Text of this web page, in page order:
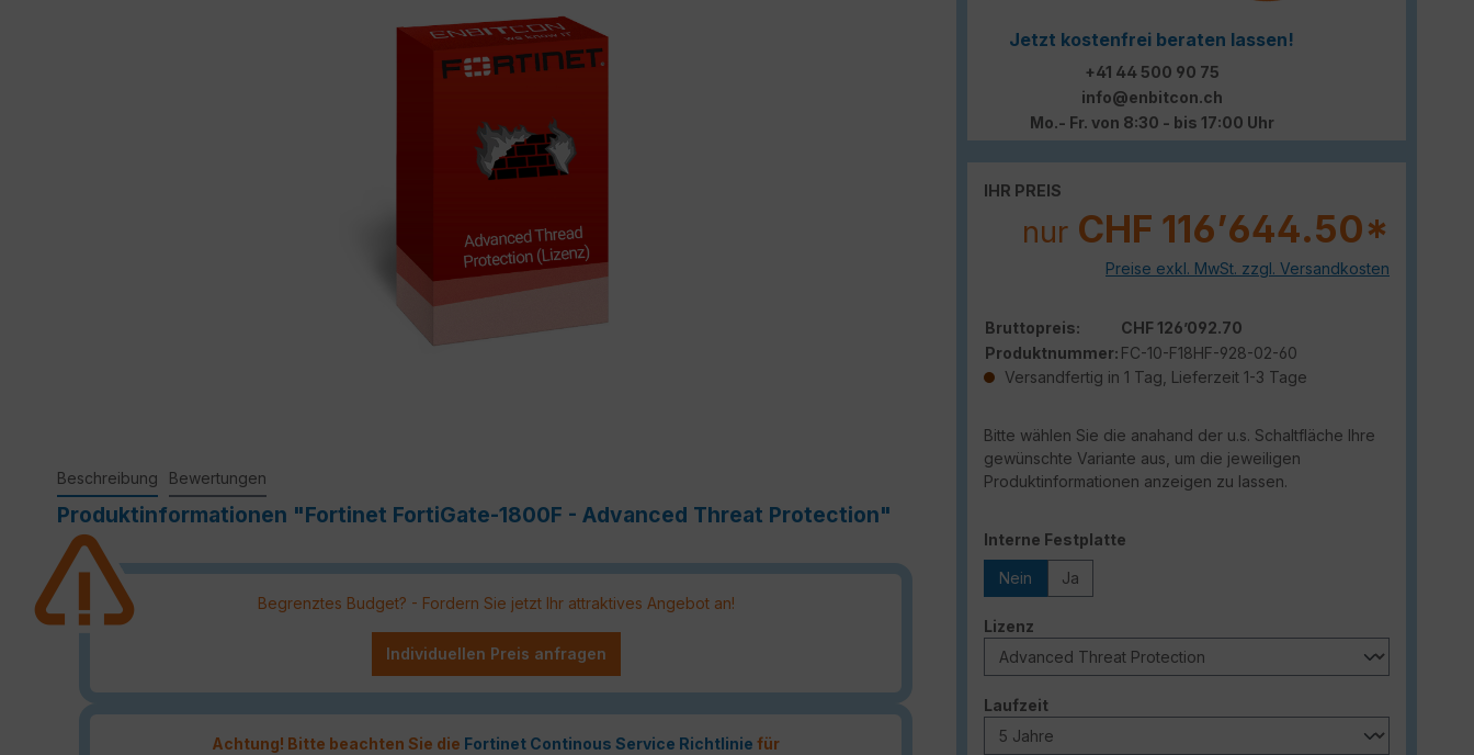
Jetzt kostenfrei beraten lassen!
+41 44 500 90 75
info@enbitcon.ch
Mo.- Fr. von 8:30 - bis 17:00 Uhr
IHR PREIS
nur CHF 116’644.50*
Preise exkl. MwSt. zzgl. Versandkosten
Bruttopreis:
CHF 126’092.70
Produktnummer: FC-10-F18HF-928-02-60
Versandfertig in 1 Tag, Lieferzeit 1-3 Tage
Bitte wählen Sie die anahand der u.s. Schaltfläche Ihre
gewünschte Variante aus, um die jeweiligen
Produktinformationen anzeigen zu lassen.
Interne Festplatte
Nein Ja
Lizenz
Laufzeitauswählen
Beschreibung Bewertungen
Produktinformationen "Fortinet FortiGate-1800F - Advanced Threat Protection"
Begrenztes Budget? - Fordern Sie jetzt Ihr attraktives Angebot an!
Individuellen Preis anfragen
Achtung! Bitte beachten Sie die Fortinet Continous Service Richtlinie für